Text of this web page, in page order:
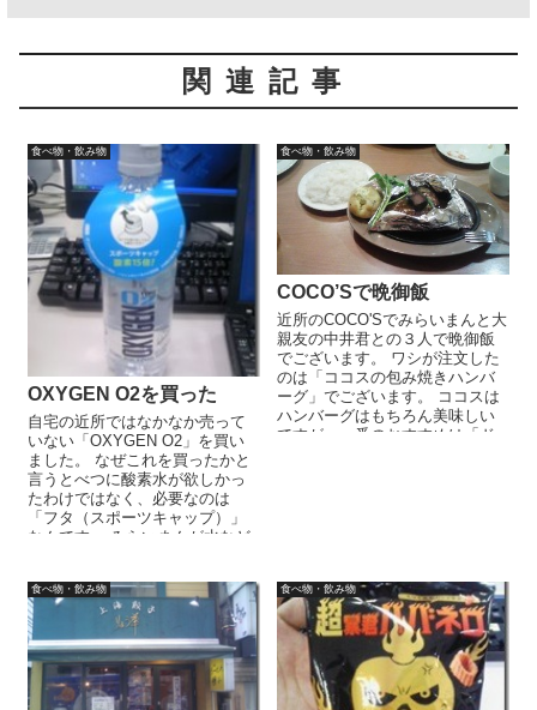
関連記事
食べ物・飲み物
OXYGEN O2を買った
自宅の近所ではなかなか売って
いない「OXYGEN O2」を買い
ました。 なぜこれを買ったかと
言うとべつに酸素水が欲しかっ
たわけではなく、必要なのは
「フタ（スポーツキャップ）」
なんです。 みらいまんが水など
食べ物・飲み物
COCO’Sで晩御飯
近所のCOCO'Sでみらいまんと大
親友の中井君との３人で晩御飯
でございます。 ワシが注文した
のは「ココスの包み焼きハンバ
ーグ」でございます。 ココスは
ハンバーグはもちろん美味しい
ですが、一番のおすすめは「ド
食べ物・飲み物 食べ物・飲み物